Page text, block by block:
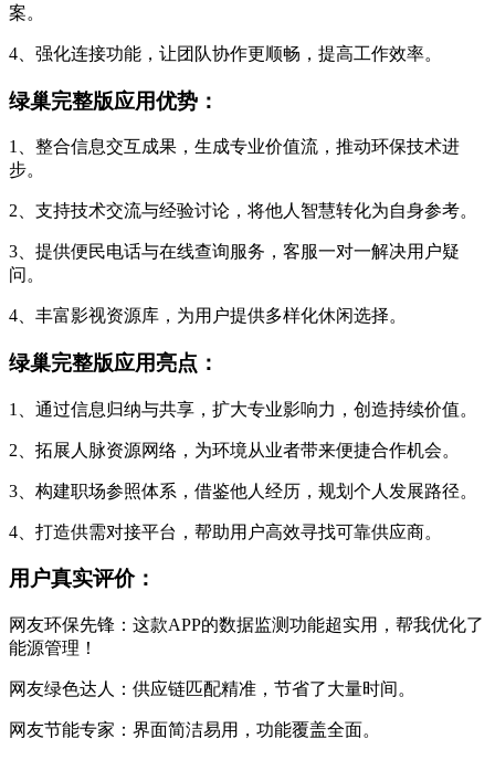
案。
4、强化连接功能，让团队协作更顺畅，提高工作效率。
绿巢完整版应用优势：
1、整合信息交互成果，生成专业价值流，推动环保技术进
步。
2、支持技术交流与经验讨论，将他人智慧转化为自身参考。
3、提供便民电话与在线查询服务，客服一对一解决用户疑
问。
4、丰富影视资源库，为用户提供多样化休闲选择。
绿巢完整版应用亮点：
1、通过信息归纳与共享，扩大专业影响力，创造持续价值。
2、拓展人脉资源网络，为环境从业者带来便捷合作机会。
3、构建职场参照体系，借鉴他人经历，规划个人发展路径。
4、打造供需对接平台，帮助用户高效寻找可靠供应商。
用户真实评价：
网友环保先锋：这款APP的数据监测功能超实用，帮我优化了
能源管理！
网友绿色达人：供应链匹配精准，节省了大量时间。
网友节能专家：界面简洁易用，功能覆盖全面。